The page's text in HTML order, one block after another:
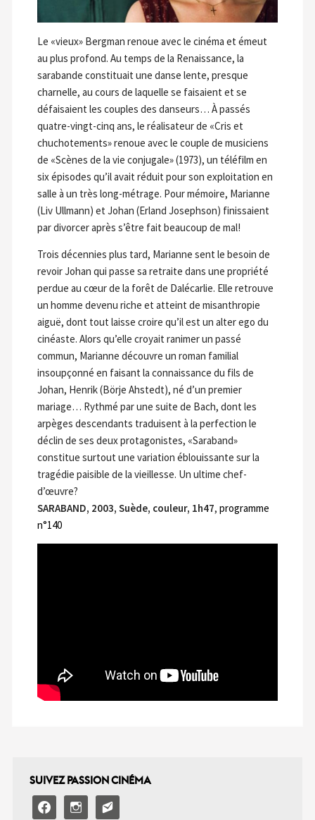
Le «vieux» Bergman renoue avec le cinéma et émeut
au plus profond. Au temps de la Renaissance, la
sarabande constituait une danse lente, presque
charnelle, au cours de laquelle se faisaient et se
défaisaient les couples des danseurs… À passés
quatre-vingt-cinq ans, le réalisateur de «Cris et
chuchotements» renoue avec le couple de musiciens
de «Scènes de la vie conjugale» (1973), un téléfilm en
six épisodes qu’il avait réduit pour son exploitation en
salle à un très long-métrage. Pour mémoire, Marianne
(Liv Ullmann) et Johan (Erland Josephson) finissaient
par divorcer après s’être fait beaucoup de mal!
Trois décennies plus tard, Marianne sent le besoin de
revoir Johan qui passe sa retraite dans une propriété
perdue au cœur de la forêt de Dalécarlie. Elle retrouve
un homme devenu riche et atteint de misanthropie
aiguë, dont tout laisse croire qu’il est un alter ego du
cinéaste. Alors qu’elle croyait ranimer un passé
commun, Marianne découvre un roman familial
insoupçonné en faisant la connaissance du fils de
Johan, Henrik (Börje Ahstedt), né d’un premier
mariage… Rythmé par une suite de Bach, dont les
arpèges descendants traduisent à la perfection le
déclin de ses deux protagonistes, «Saraband»
constitue surtout une variation éblouissante sur la
tragédie paisible de la vieillesse. Un ultime chef-
d’œuvre?
SARABAND, 2003, Suède, couleur, 1h47, programme
n°140
SUIVEZ PASSION CINÉMA
facebookinstagramemail-
alt2